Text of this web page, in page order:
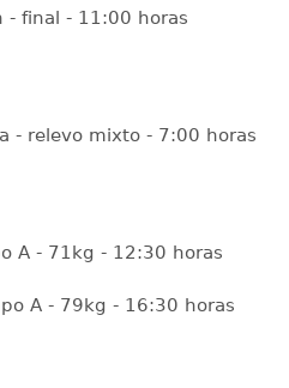
- final - 11:00 horas
- relevo mixto - 7:00 horas
A - 71kg - 12:30 horas
A - 79kg - 16:30 horas